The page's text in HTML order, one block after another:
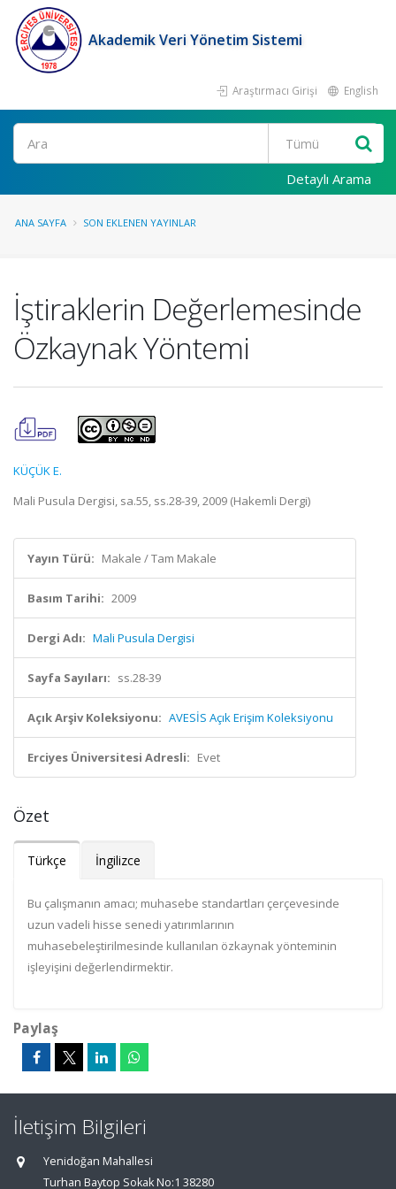
Akademik Veri Yönetim Sistemi
Araştırmacı Girişi English
Ara
Detaylı Arama
ANA SAYFA SON EKLENEN YAYINLAR
İştiraklerin Değerlemesinde
Özkaynak Yöntemi
KÜÇÜK E.
Mali Pusula Dergisi, sa.55, ss.28-39, 2009 (Hakemli Dergi)
Yayın Türü: Makale / Tam Makale
Basım Tarihi: 2009
Dergi Adı: Mali Pusula Dergisi
Sayfa Sayıları: ss.28-39
Açık Arşiv Koleksiyonu: AVESİS Açık Erişim Koleksiyonu
Erciyes Üniversitesi Adresli: Evet
Özet
Türkçe İngilizce
Bu çalışmanın amacı; muhasebe standartları çerçevesinde
uzun vadeli hisse senedi yatırımlarının
muhasebeleştirilmesinde kullanılan özkaynak yönteminin
işleyişini değerlendirmektir.
Paylaş
İletişim Bilgileri
Yenidoğan Mahallesi
Turhan Baytop Sokak No:1 38280